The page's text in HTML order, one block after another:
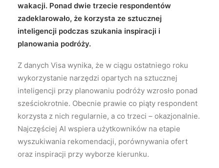
wakacji. Ponad dwie trzecie respondentów
zadeklarowało, że korzysta ze sztucznej
inteligencji podczas szukania inspiracji i
planowania podróży.
Z danych Visa wynika, że w ciągu ostatniego roku
wykorzystanie narzędzi opartych na sztucznej
inteligencji przy planowaniu podróży wzrosło ponad
sześciokrotnie. Obecnie prawie co piąty respondent
korzysta z nich regularnie, a co trzeci – okazjonalnie.
Najczęściej AI wspiera użytkowników na etapie
wyszukiwania rekomendacji, porównywania ofert
oraz inspiracji przy wyborze kierunku.